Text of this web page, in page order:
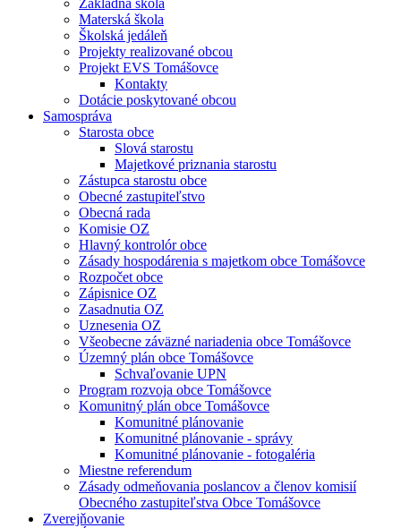
Základná škola
Materská škola
Školská jedáleň
Projekty realizované obcou
Projekt EVS Tomášovce
Kontakty
Dotácie poskytované obcou
Samospráva
Starosta obce
Slová starostu
Majetkové priznania starostu
Zástupca starostu obce
Obecné zastupiteľstvo
Obecná rada
Komisie OZ
Hlavný kontrolór obce
Zásady hospodárenia s majetkom obce Tomášovce
Rozpočet obce
Zápisnice OZ
Zasadnutia OZ
Uznesenia OZ
Všeobecne záväzné nariadenia obce Tomášovce
Územný plán obce Tomášovce
Schvaľovanie UPN
Program rozvoja obce Tomášovce
Komunitný plán obce Tomášovce
Komunitné plánovanie
Komunitné plánovanie - správy
Komunitné plánovanie - fotogaléria
Miestne referendum
Zásady odmeňovania poslancov a členov komisií
Obecného zastupiteľstva Obce Tomášovce
Zverejňovanie